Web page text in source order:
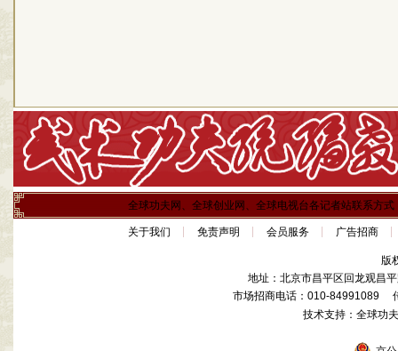
全球功夫网、全球创业网、全球电视台各记者站联系方式
关于我们 免责声明 会员服务 广告招商
版
地址：北京市昌平区回龙观昌
市场招商电话：010-84991089
技术支持：全球